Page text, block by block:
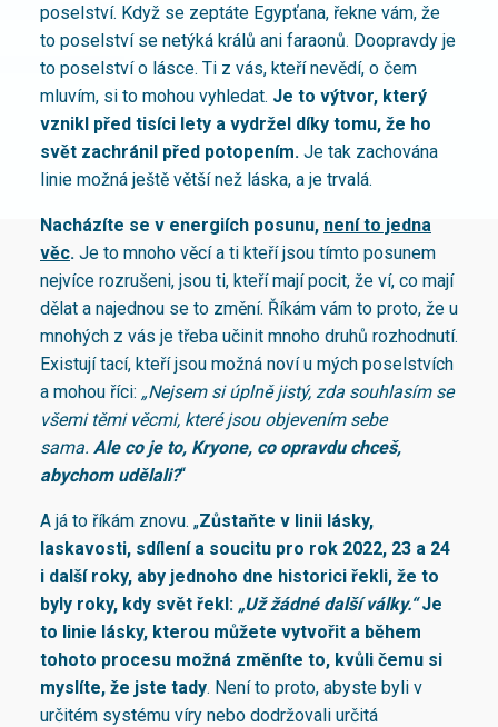
poselství. Když se zeptáte Egypťana, řekne vám, že
to poselství se netýká králů ani faraonů. Doopravdy je
to poselství o lásce. Ti z vás, kteří nevědí, o čem
mluvím, si to mohou vyhledat. Je to výtvor, který
vznikl před tisíci lety a vydržel díky tomu, že ho
svět zachránil před potopením. Je tak zachována
linie možná ještě větší než láska, a je trvalá.
Nacházíte se v energiích posunu, není to jedna
věc. Je to mnoho věcí a ti kteří jsou tímto posunem
nejvíce rozrušeni, jsou ti, kteří mají pocit, že ví, co mají
dělat a najednou se to změní. Říkám vám to proto, že u
mnohých z vás je třeba učinit mnoho druhů rozhodnutí.
Existují tací, kteří jsou možná noví u mých poselstvích
a mohou říci: „Nejsem si úplně jistý, zda souhlasím se
všemi těmi věcmi, které jsou objevením sebe
sama. Ale co je to, Kryone, co opravdu chceš,
abychom udělali?“
A já to říkám znovu. „Zůstaňte v linii lásky,
laskavosti, sdílení a soucitu pro rok 2022, 23 a 24
i další roky, aby jednoho dne historici řekli, že to
byly roky, kdy svět řekl: „Už žádné další války.“ Je
to linie lásky, kterou můžete vytvořit a během
tohoto procesu možná změníte to, kvůli čemu si
myslíte, že jste tady. Není to proto, abyste byli v
určitém systému víry nebo dodržovali určitá